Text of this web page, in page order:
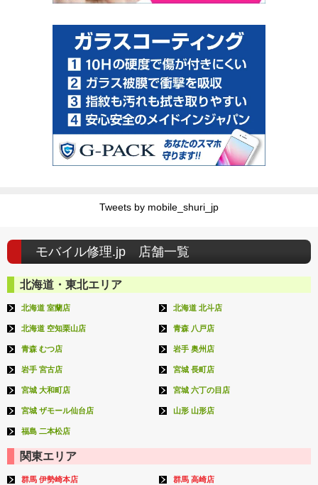
Tweets by mobile_shuri_jp
モバイル修理.jp 店舗一覧
北海道・東北エリア
北海道 室蘭店 北海道 北斗店
北海道 空知栗山店 青森 八戸店
青森 むつ店 岩手 奥州店
岩手 宮古店 宮城 長町店
宮城 大和町店 宮城 六丁の目店
宮城 ザモール仙台店 山形 山形店
福島 二本松店
関東エリア
群馬 伊勢崎本店 群馬 高崎店